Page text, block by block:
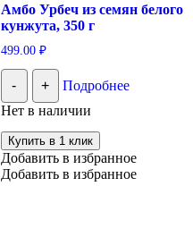
Амбо Урбеч из семян белого
кунжута, 350 г
499.00 ₽
- +
Подробнее
Нет в наличии
Купить в 1 клик
Добавить в избранное
Добавить в избранное